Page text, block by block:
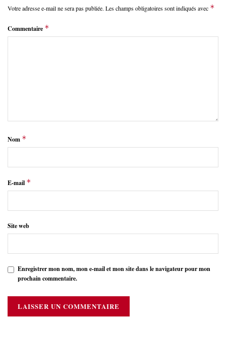
Votre adresse e-mail ne sera pas publiée. Les champs obligatoires sont indiqués avec *
Commentaire *
Nom *
E-mail *
Site web
Enregistrer mon nom, mon e-mail et mon site dans le navigateur pour mon
prochain commentaire.